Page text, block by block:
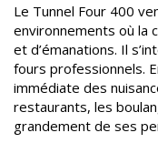
Le Tunnel Four 400
environnements où la
et d’émanations. Il
fours professionnels.
immédiate des
restaurants, les
grandement de ses